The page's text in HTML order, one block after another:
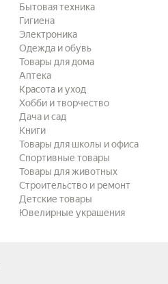
Бытовая техника
Гигиена
Электроника
Одежда и обувь
Товары для дома
Аптека
Красота и уход
Хобби и творчество
Дача и сад
Книги
Товары для школы и офиса
Спортивные товары
Товары для животных
Строительство и ремонт
Детские товары
Ювелирные украшения